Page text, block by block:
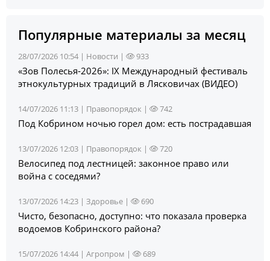
Популярные материалы за месяц
28/07/2026 10:54 | Новости | 933
«Зов Полесья‑2026»: IX Международный фестиваль
этнокультурных традиций в Лясковичах (ВИДЕО)
14/07/2026 11:13 | Правопорядок | 742
Под Кобрином ночью горел дом: есть пострадавшая
13/07/2026 12:03 | Правопорядок | 720
Велосипед под лестницей: законное право или
война с соседями?
13/07/2026 14:23 | Здоровье | 690
Чисто, безопасно, доступно: что показала проверка
водоемов Кобринского района?
15/07/2026 14:44 | Агропром | 689